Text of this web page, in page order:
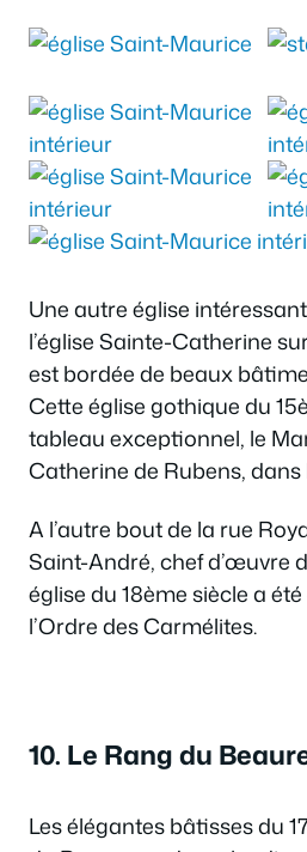
Une autre église
l’église Sainte-Catherine
est bordée de beaux
Cette église gothique du
tableau exceptionnel, le
Catherine de Rubens,
A l’autre bout de la rue
Saint-André, chef d’œuvre
église du 18ème siècle a
l’Ordre des Carmélites.
10. Le Rang du
Les élégantes bâtisses du